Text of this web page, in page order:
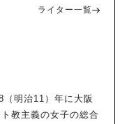
ライター一覧
明治11）年に大阪
教主義の女子の総合